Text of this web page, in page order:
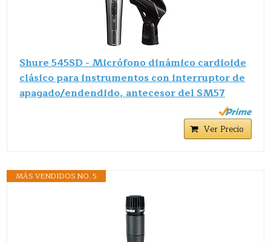
Shure 545SD - Micrófono dinámico cardioide
clásico para instrumentos con interruptor de
apagado/endendido, antecesor del SM57
Ver Precio
MÁS VENDIDOS NO. 5